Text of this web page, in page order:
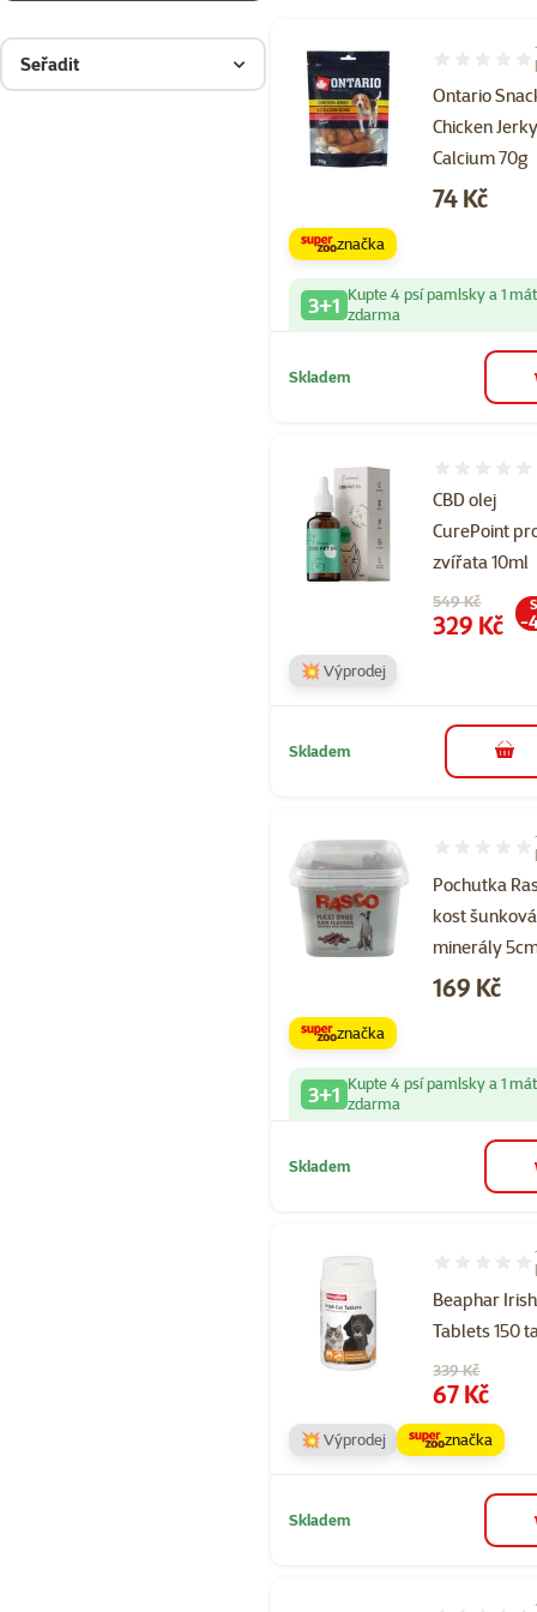
Seřadit
Ontario
Chicken
Calcium 70g
Hodnocení
Cena
74 Kč
značka
3+1 Kupte 4 psí pamlsky a 1
zdarma
Skladem
CBD olej
CurePoint
zvířata 10ml
Původní cena
549 Kč
Cena
329 Kč -
💥 Výprodej
Skladem do
Pochutka
kost
minerály
Hodnocení
Cena
169 Kč
značka
3+1 Kupte 4 psí pamlsky a 1
zdarma
Skladem
Beaphar
Tablets 150
Hodnocení
Původní cena
339 Kč
Cena
67 Kč
💥 Výprodej značka
Skladem